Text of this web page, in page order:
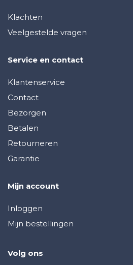
Klachten
Veelgestelde vragen
Service en contact
Klantenservice
Contact
Bezorgen
Betalen
Retourneren
Garantie
Mijn account
Inloggen
Mijn bestellingen
Volg ons